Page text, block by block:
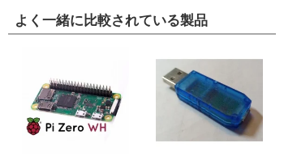
よく一緒に比較されている製品